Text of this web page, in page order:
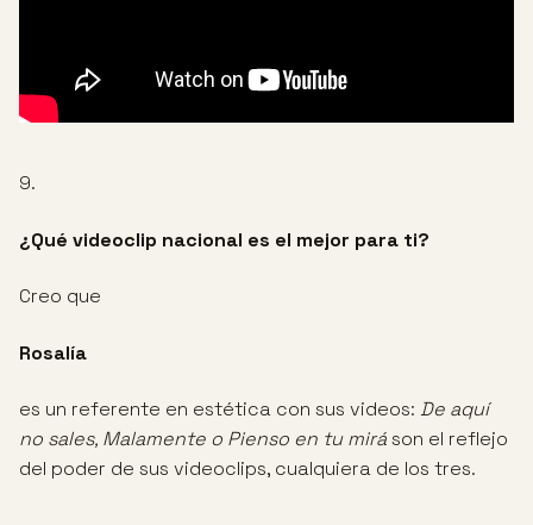
9.
¿Qué videoclip nacional es el mejor para ti?
Creo que
Rosalía
es un referente en estética con sus videos: De aquí
no sales, Malamente o Pienso en tu miráson el reflejo
del poder de sus videoclips, cualquiera de los tres.